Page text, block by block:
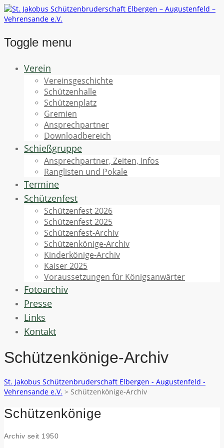
Toggle menu
Skip
Verein
Vereinsgeschichte
Schützenhalle
Schützenplatz
Gremien
Ansprechpartner
Downloadbereich
Schießgruppe
Ansprechpartner, Zeiten, Infos
Ranglisten und Pokale
Termine
Schützenfest
Schützenfest 2026
Schützenfest 2025
Schützenfest-Archiv
Schützenkönige-Archiv
Kinderkönige-Archiv
Kaiser 2025
Voraussetzungen für Königsanwärter
Fotoarchiv
Presse
Links
Kontakt
Schützenkönige-Archiv
St. Jakobus Schützenbruderschaft Elbergen - Augustenfeld -
Vehrensande e.V. > Schützenkönige-Archiv
Schützenkönige
Archiv seit 1950